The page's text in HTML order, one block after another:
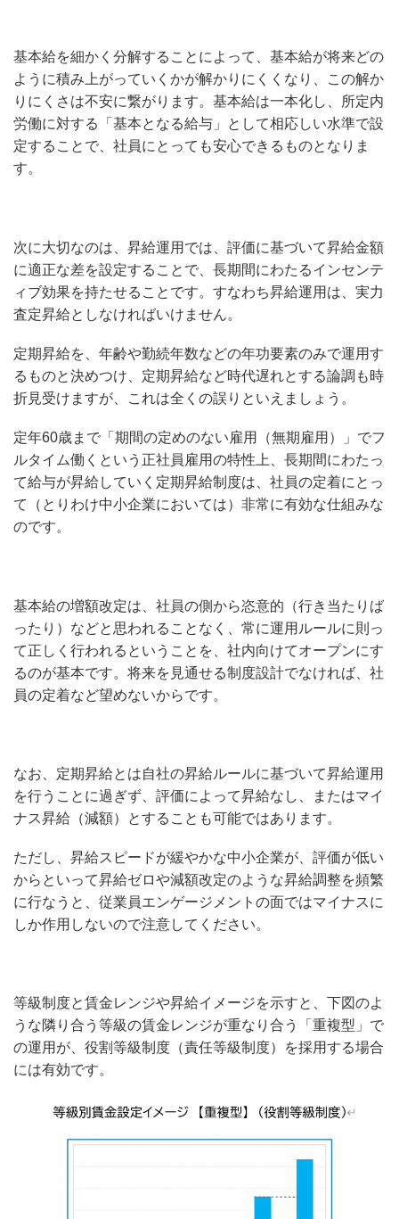
基本給を細かく分解することによって、基本給が将来どの
ように積み上がっていくかが解かりにくくなり、この解か
りにくさは不安に繋がります。基本給は一本化し、所定内
労働に対する「基本となる給与」として相応しい水準で設
定することで、社員にとっても安心できるものとなりま
す。
次に大切なのは、昇給運用では、評価に基づいて昇給金額
に適正な差を設定することで、長期間にわたるインセンテ
ィブ効果を持たせることです。すなわち昇給運用は、実力
査定昇給としなければいけません。
定期昇給を、年齢や勤続年数などの年功要素のみで運用す
るものと決めつけ、定期昇給など時代遅れとする論調も時
折見受けますが、これは全くの誤りといえましょう。
定年60歳まで「期間の定めのない雇用（無期雇用）」でフ
ルタイム働くという正社員雇用の特性上、長期間にわたっ
て給与が昇給していく定期昇給制度は、社員の定着にとっ
て（とりわけ中小企業においては）非常に有効な仕組みな
のです。
基本給の増額改定は、社員の側から恣意的（行き当たりば
ったり）などと思われることなく、常に運用ルールに則っ
て正しく行われるということを、社内向けてオープンにす
るのが基本です。将来を見通せる制度設計でなければ、社
員の定着など望めないからです。
なお、定期昇給とは自社の昇給ルールに基づいて昇給運用
を行うことに過ぎず、評価によって昇給なし、またはマイ
ナス昇給（減額）とすることも可能ではあります。
ただし、昇給スピードが緩やかな中小企業が、評価が低い
からといって昇給ゼロや減額改定のような昇給調整を頻繁
に行なうと、従業員エンゲージメントの面ではマイナスに
しか作用しないので注意してください。
等級制度と賃金レンジや昇給イメージを示すと、下図のよ
うな隣り合う等級の賃金レンジが重なり合う「重複型」で
の運用が、役割等級制度（責任等級制度）を採用する場合
には有効です。